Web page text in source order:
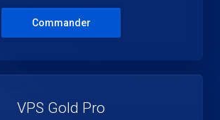
Commander
VPS Gold Pro